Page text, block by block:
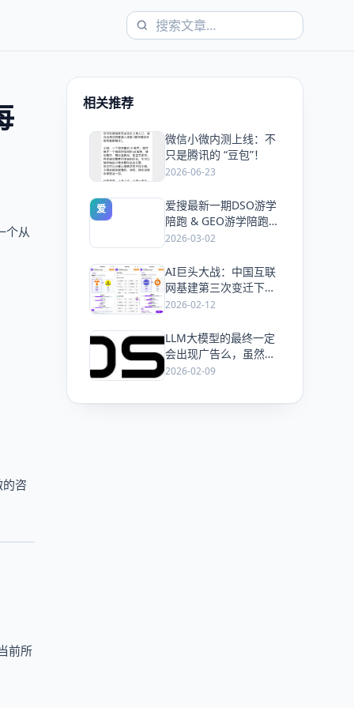
个从
咨
前所
相关推荐
爱
微信小微内测上线：不
只是腾讯的 “豆包”！
2026-06-23
爱
爱搜最新一期DSO游学
陪跑 & GEO游学陪跑双
课同开，5天手把手教
2026-03-02
爱
AI巨头大战：中国互联
网基建第三次变迁下的
风口与机会！
2026-02-12
爱
LLM大模型的最终一定
会出现广告么，虽然
ChatGPT 已经加了广
么？
2026-02-09